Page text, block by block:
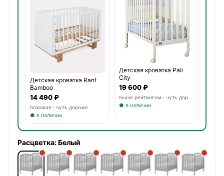
Детская кроватка Rant
Bamboo
14 490 ₽
похожая · чуть дороже
● в наличии
Детская кроватка Pali
City
19 600 ₽
● в наличии
Расцветка:Белый